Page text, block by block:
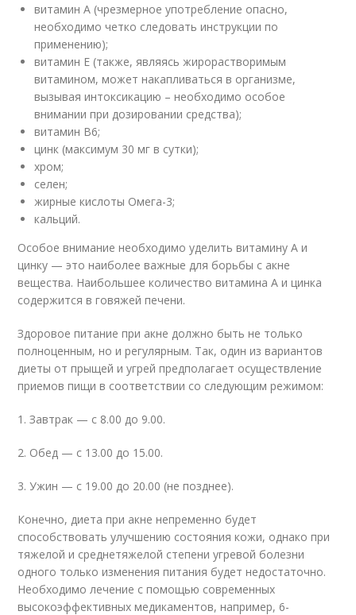
витамин А (чрезмерное употребление опасно,
необходимо четко следовать инструкции по
применению);
витамин Е (также, являясь жирорастворимым
витамином, может накапливаться в организме,
вызывая интоксикацию – необходимо особое
внимании при дозировании средства);
витамин В6;
цинк (максимум 30 мг в сутки);
хром;
селен;
жирные кислоты Омега-3;
кальций.
Особое внимание необходимо уделить витамину А и
цинку — это наиболее важные для борьбы с акне
вещества. Наибольшее количество витамина А и цинка
содержится в говяжей печени.
Здоровое питание при акне должно быть не только
полноценным, но и регулярным. Так, один из вариантов
диеты от прыщей и угрей предполагает осуществление
приемов пищи в соответствии со следующим режимом:
1. Завтрак — с 8.00 до 9.00.
2. Обед — с 13.00 до 15.00.
3. Ужин — с 19.00 до 20.00 (не позднее).
Конечно, диета при акне непременно будет
способствовать улучшению состояния кожи, однако при
тяжелой и среднетяжелой степени угревой болезни
одного только изменения питания будет недостаточно.
Необходимо лечение с помощью современных
высокоэффективных медикаментов, например, 6-